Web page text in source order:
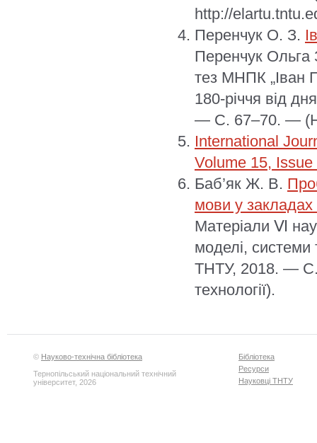
http://
Перенчук О. З.
Перенчук Ольга
тез МНПК „Іван
180-річчя від
— С. 67–70. —
International
Volume 15,
Баб’як Ж. В.
мови у закладах
Матеріали Ⅵ
моделі, системи
ТНТУ, 2018. — С.
технології).
© Науково-технічна бібліотека
Тернопільський національний технічний
університет, 2026
Бібліотека
Ресурси
Науковці ТНТУ